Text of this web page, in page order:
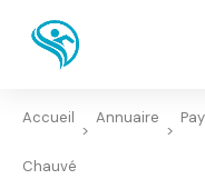
Accueil
>
Annuaire
>
Chauvé